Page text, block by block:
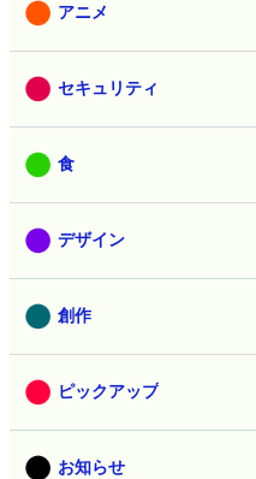
アニメ
セキュリティ
食
デザイン
創作
ピックアップ
お知らせ